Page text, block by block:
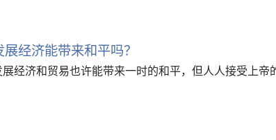
展经济能带来和平吗？
经济和贸易也许能带来一时的和平，但人人接受上帝